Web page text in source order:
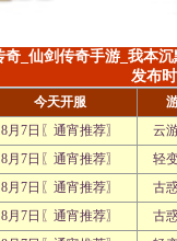
奇_仙剑传奇手游_我本
发布
今天开服
8月7日〖通宵推荐〗
云
8月7日〖通宵推荐〗
轻
8月7日〖通宵推荐〗
古
8月7日〖通宵推荐〗
古